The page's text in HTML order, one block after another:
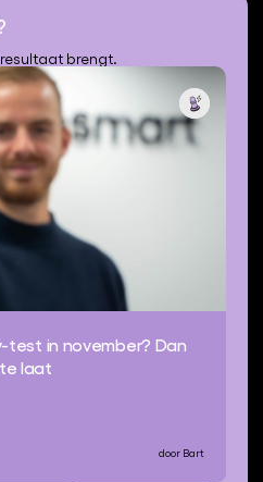
brengt.
test in november? Dan
laat
door Bart